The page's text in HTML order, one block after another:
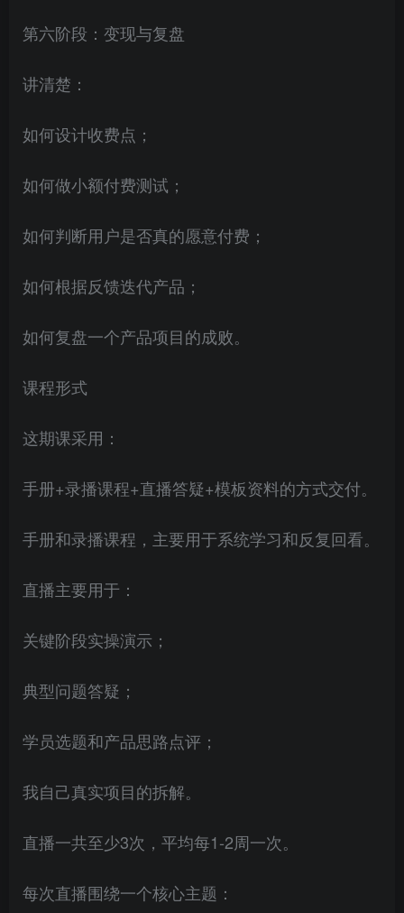
第六阶段：变现与复盘
讲清楚：
如何设计收费点；
如何做小额付费测试；
如何判断用户是否真的愿意付费；
如何根据反馈迭代产品；
如何复盘一个产品项目的成败。
课程形式
这期课采用：
手册+录播课程+直播答疑+模板资料的方式交付。
手册和录播课程，主要用于系统学习和反复回看。
直播主要用于：
关键阶段实操演示；
典型问题答疑；
学员选题和产品思路点评；
我自己真实项目的拆解。
直播一共至少3次，平均每1-2周一次。
每次直播围绕一个核心主题：